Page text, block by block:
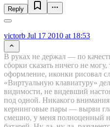
Reply
victorb Jul 17 2010 at 18:53
В руках не держал — по
сборки сказать ничего не
оформление, иконки рисовал
«Виртуальную клавиатуру»
видимости, не видевший
под одной. Никакого
кернинговые пары — вырви
смешно, у меня полноценный